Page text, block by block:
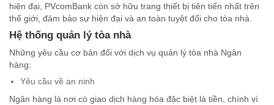
hiện đại, PVcomBank còn sở hữu trang thiết bị tiên tiến nhất trên
thế giới, đảm bảo sự hiện đại và an toàn tuyệt đối cho tòa nhà.
Hệ thống quản lý tòa nhà
Những yêu cầu cơ bản đối với dịch vụ quản lý tòa nhà Ngân
hàng:
Yêu cầu về an ninh
Ngân hàng là nơi có giao dịch hàng hóa đặc biệt là tiền, chính vì